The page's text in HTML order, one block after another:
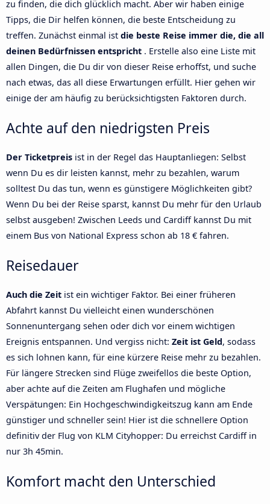
zu finden, die dich glücklich macht. Aber wir haben einige
Tipps, die Dir helfen können, die beste Entscheidung zu
treffen. Zunächst einmal ist die beste Reise immer die, die all
deinen Bedürfnissen entspricht . Erstelle also eine Liste mit
allen Dingen, die Du dir von dieser Reise erhoffst, und suche
nach etwas, das all diese Erwartungen erfüllt. Hier gehen wir
einige der am häufig zu berücksichtigsten Faktoren durch.
Achte auf den niedrigsten Preis
Der Ticketpreis ist in der Regel das Hauptanliegen: Selbst
wenn Du es dir leisten kannst, mehr zu bezahlen, warum
solltest Du das tun, wenn es günstigere Möglichkeiten gibt?
Wenn Du bei der Reise sparst, kannst Du mehr für den Urlaub
selbst ausgeben! Zwischen Leeds und Cardiff kannst Du mit
einem Bus von National Express schon ab 18 € fahren.
Reisedauer
Auch die Zeit ist ein wichtiger Faktor. Bei einer früheren
Abfahrt kannst Du vielleicht einen wunderschönen
Sonnenuntergang sehen oder dich vor einem wichtigen
Ereignis entspannen. Und vergiss nicht: Zeit ist Geld, sodass
es sich lohnen kann, für eine kürzere Reise mehr zu bezahlen.
Für längere Strecken sind Flüge zweifellos die beste Option,
aber achte auf die Zeiten am Flughafen und mögliche
Verspätungen: Ein Hochgeschwindigkeitszug kann am Ende
günstiger und schneller sein! Hier ist die schnellere Option
definitiv der Flug von KLM Cityhopper: Du erreichst Cardiff in
nur 3h 45min.
Komfort macht den Unterschied